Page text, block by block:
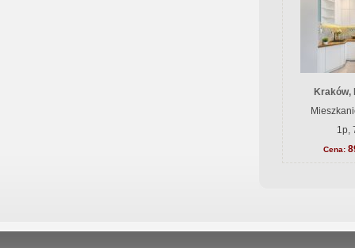
Kraków,
1p,
Cena: